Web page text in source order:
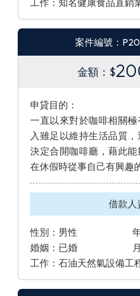
工作：知名健康食品直銷
案件編號：
金額：$
申貸目的：
一直以來對於咖啡相關
入雖足以維持生活品質，
決定合開咖啡廳，藉此
在休假時從事自己有興趣
借款人
性別：男性
婚姻：已婚
工作：石油天然氣設備工